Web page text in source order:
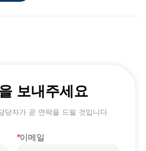
보내주세요
당자가 곧 연락을 드릴 것입니다.
*이메일